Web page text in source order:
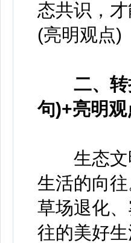
态共识，
(亮明观点)
二、转折
句)+亮明
生态文明
生活的向
草场退化
往的美好